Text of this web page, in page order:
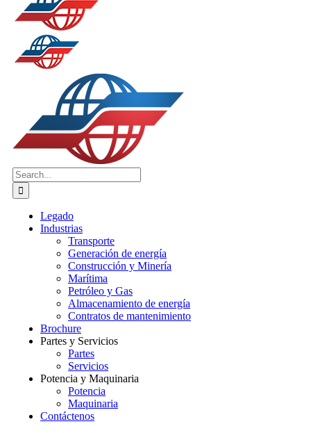
Search
for:
Legado
Industrias
Transporte
Generación de energía
Construcción y Minería
Marítima
Petróleo y Gas
Almacenamiento de energía
Contratos de mantenimiento
Brochure
Partes y Servicios
Partes
Servicios
Potencia y Maquinaria
Potencia
Maquinaria
Contáctenos